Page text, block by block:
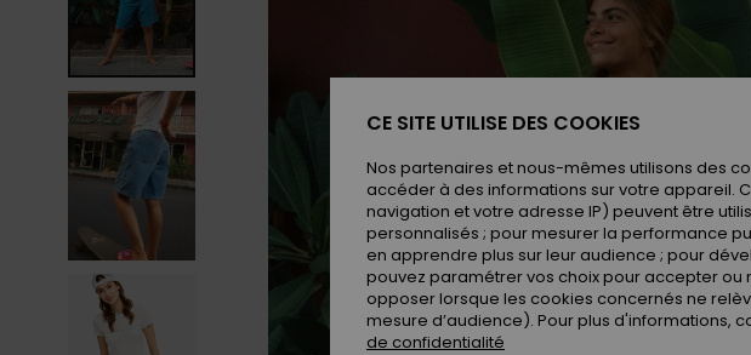
CE SITE UTILISE DES COOKIES
Nos partenaires et nous-mêmes utilisons des
accéder à des informations sur votre appareil.
navigation et votre adresse IP) peuvent être
personnalisés ; pour mesurer la performance
en apprendre plus sur leur audience ; pour
pouvez paramétrer vos choix pour accepter ou
opposer lorsque les cookies concernés ne
mesure d’audience). Pour plus d'informations,
de confidentialité